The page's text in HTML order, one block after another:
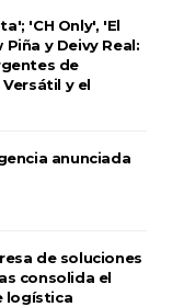
'CH Only', 'El
y Deivy Real:
de
y el
anunciada
de soluciones
consolida el
logística